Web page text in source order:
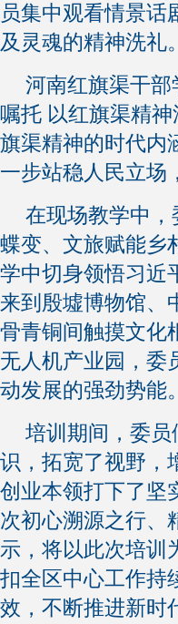
员集中观看情景话
及灵魂的精神洗礼。
河南红旗渠干
嘱托 以红旗渠精
旗渠精神的时代内
一步站稳人民立场
在现场教学中
蝶变、文旅赋能乡
学中切身领悟习近
来到殷墟博物馆、
骨青铜间触摸文化
无人机产业园，委
动发展的强劲势能。
培训期间，委
识，拓宽了视野，
创业本领打下了坚
次初心溯源之行、
示，将以此次培训
扣全区中心工作持
效，不断推进新时